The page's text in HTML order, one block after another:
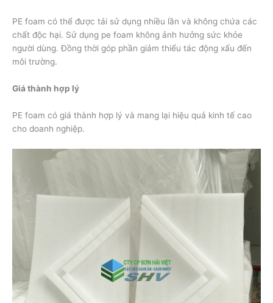
PE foam có thể được tái sử dụng nhiều lần và không chứa các
chất độc hại. Sử dụng pe foam không ảnh hưởng sức khỏe
người dùng. Đồng thời góp phần giảm thiểu tác động xấu đến
môi trường.
Giá thành hợp lý
PE foam có giá thành hợp lý và mang lại hiệu quả kinh tế cao
cho doanh nghiệp.